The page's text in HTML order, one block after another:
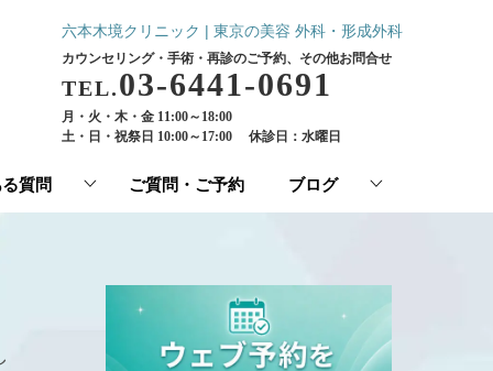
六本木境クリニック | 東京の美容 外科・形成外科
カウンセリング・手術・再診のご予約、その他お問合せ
TEL.03-6441-0691
月・火・木・金 11:00～18:00
土・日・祝祭日 10:00～17:00
休診日：水曜日
質問 ご質問・ご予約 ブログ